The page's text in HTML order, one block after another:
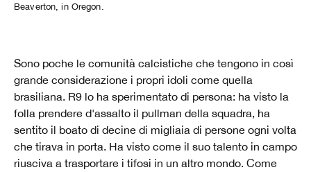
Beaverton, in Oregon.
Sono poche le comunità calcistiche che tengono in così
grande considerazione i propri idoli come quella
brasiliana. R9 lo ha sperimentato di persona: ha visto la
folla prendere d'assalto il pullman della squadra, ha
sentito il boato di decine di migliaia di persone ogni volta
che tirava in porta. Ha visto come il suo talento in campo
riusciva a trasportare i tifosi in un altro mondo. Come